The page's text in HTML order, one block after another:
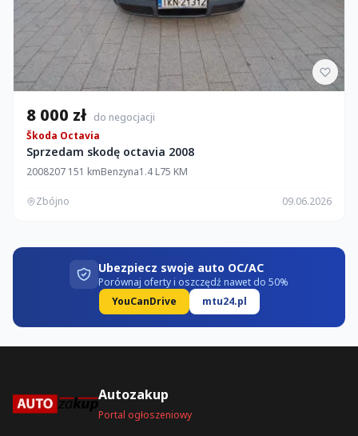
8 000 zł do negocjacji
Škoda Octavia
Sprzedam skodę octavia 2008
2008207 151 kmBenzyna1.4 L75 KM
Zbójno 09.06.2026
Ubezpiecz swoje auto OC/AC
Porównaj oferty i oszczędź nawet do 50%
YouCanDrive
mtu24.pl
Autozakup
Portal ogłoszeniowy